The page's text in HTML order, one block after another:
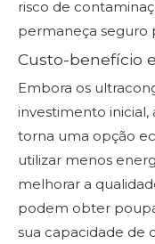
risco de
permaneça seguro
Custo-benefício
Embora os
investimento
torna uma opção
utilizar menos
melhorar a
podem obter
sua capacidade de